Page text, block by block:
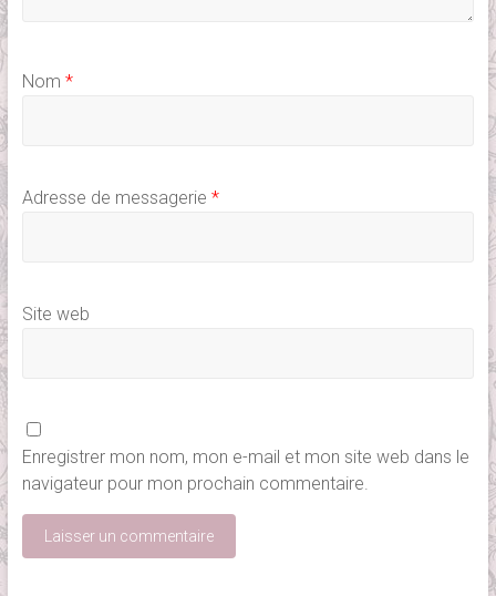
Nom *
Adresse de messagerie *
Site web
Enregistrer mon nom, mon e-mail et mon site web dans le
navigateur pour mon prochain commentaire.